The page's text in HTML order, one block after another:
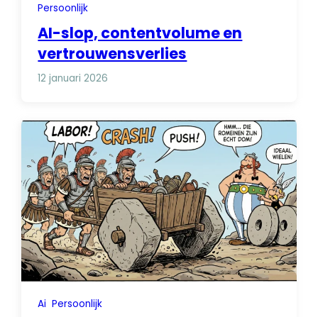
Persoonlijk
AI-slop, contentvolume en
vertrouwensverlies
12 januari 2026
Ai Persoonlijk